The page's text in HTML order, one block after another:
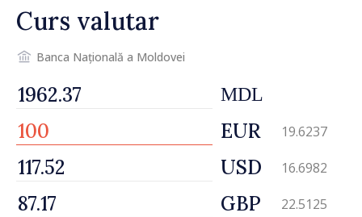
Curs valutar
Banca Națională a Moldovei
MDL
EUR 19.6237
USD 16.6982
GBP 22.5125